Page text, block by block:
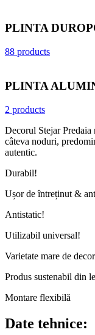
PLINTA
88 products
PLINTA
2 products
Decorul Stejar Predaia
câteva noduri,
autentic.
Durabil!
Ușor de întreținut &
Antistatic!
Utilizabil universal!
Varietate mare de
Produs sustenabil din
Montare flexibilă
Date tehnice: